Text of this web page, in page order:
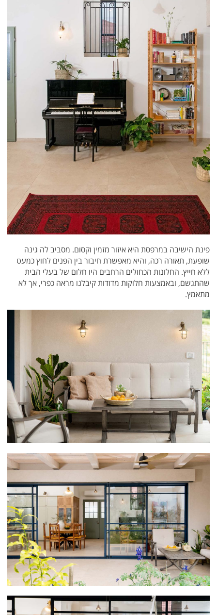
פינת הישיבה במרפסת היא איזור מזמין וקסום. מסביב לה גינה
שופעת, תאורה רכה, והיא מאפשרת חיבור בין הפנים לחוץ כמעט
ללא חייץ. החלונות הכחולים הרחבים היו חלום של בעלי הבית
שהתגשם, ובאמצעות חלוקות מדודות קיבלנו מראה כפרי, אך לא
מתאמץ.